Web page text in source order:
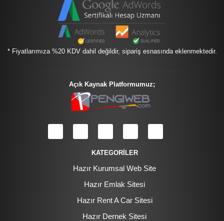
* Fiyatlarımıza %20 KDV dahil değildir, sipariş esnasında eklenmektedir.
Açık Kaynak Platformumuz;
KATEGORİLER
Hazır Kurumsal Web Site
Hazır Emlak Sitesi
Hazır Rent A Car Sitesi
Hazır Dernek Sitesi